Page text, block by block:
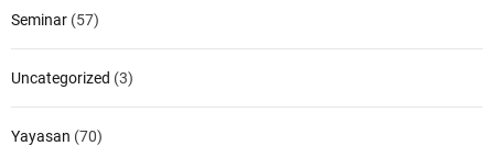
Seminar (57)
Uncategorized (3)
Yayasan (70)